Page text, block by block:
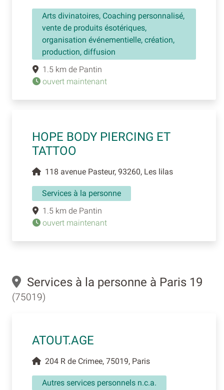
Arts divinatoires, Coaching personnalisé,
vente de produits ésotériques,
organisation événementielle, création,
production, diffusion
1.5 km de Pantin
ouvert maintenant
HOPE BODY PIERCING ET
TATTOO
118 avenue Pasteur, 93260, Les lilas
Services à la personne
1.5 km de Pantin
ouvert maintenant
Services à la personne à Paris 19
(75019)
ATOUT.AGE
204 R de Crimee, 75019, Paris
Autres services personnels n.c.a.